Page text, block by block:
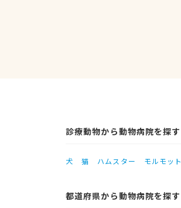
診療動物から動物病院を探す
犬 猫 ハムスター モルモット
都道府県から動物病院を探す